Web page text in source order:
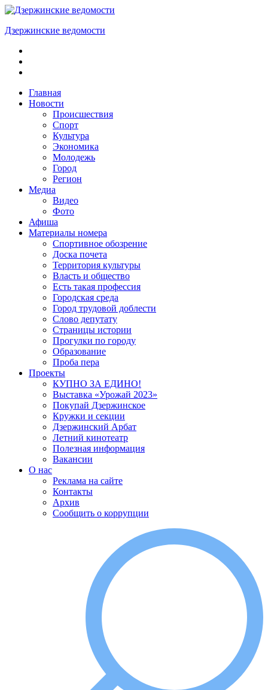
Skip
content
Дзержинские ведомости
ОБЩЕСТВЕННО-
ПОЛИТИЧЕСКАЯ
ГАЗЕТАГлавная
Новости
Происшествия
Спорт
Культура
Экономика
Молодежь
Город
Регион
Медиа
Видео
Фото
Афиша
Материалы номера
Спортивное обозрение
Доска почета
Территория культуры
Власть и общество
Есть такая профессия
Городская среда
Город трудовой доблести
Слово депутату
Страницы истории
Прогулки по городу
Образование
Проба пера
Проекты
КУПНО ЗА ЕДИНО!
Выставка «Урожай 2023»
Покупай Дзержинское
Кружки и секции
Дзержинский Арбат
Летний кинотеатр
Полезная информация
Вакансии
О нас
Реклама на сайте
Контакты
Архив
Сообщить о коррупции